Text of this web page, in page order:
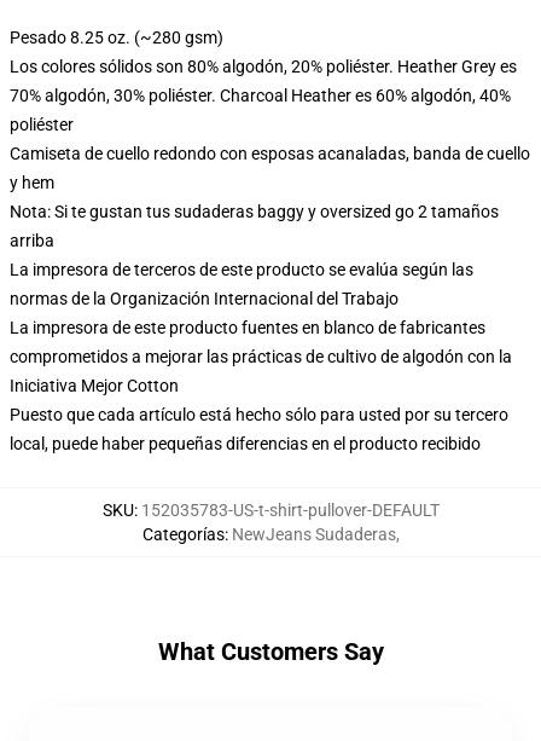
Pesado 8.25 oz. (~280 gsm)
Los colores sólidos son 80% algodón, 20% poliéster. Heather Grey es
70% algodón, 30% poliéster. Charcoal Heather es 60% algodón, 40%
poliéster
Camiseta de cuello redondo con esposas acanaladas, banda de cuello
y hem
Nota: Si te gustan tus sudaderas baggy y oversized go 2 tamaños
arriba
La impresora de terceros de este producto se evalúa según las
normas de la Organización Internacional del Trabajo
La impresora de este producto fuentes en blanco de fabricantes
comprometidos a mejorar las prácticas de cultivo de algodón con la
Iniciativa Mejor Cotton
Puesto que cada artículo está hecho sólo para usted por su tercero
local, puede haber pequeñas diferencias en el producto recibido
SKU: 152035783-US-t-shirt-pullover-DEFAULT
Categorías: NewJeans Sudaderas,
What Customers Say